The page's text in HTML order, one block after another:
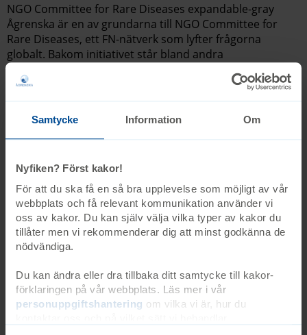
Samtycke Information Om
Nyfiken? Först kakor!
För att du ska få en så bra upplevelse som möjligt av vår
webbplats och få relevant kommunikation använder vi
oss av kakor. Du kan själv välja vilka typer av kakor du
tillåter men vi rekommenderar dig att minst godkänna de
nödvändiga.
Du kan ändra eller dra tillbaka ditt samtycke till kakor-
förklaringen på vår webbplats. Läs mer i vår
personuppgiftshantering om vilka vi är, hur du
NGO Committee for Rare Diseases expandable-gray
Ågrenska är en av grundarna till NGO Committee for
Rare Diseases, ett FN-nätverk som lyfter frågorna
globalt. Bakom initiativet står bland andra
Start
NGO Committee for Rare Diseases
Julgåva
Kontakta oss expandable-light-blue En personlig
julhälsning Brevet kommer att innehålla namnet på den
person vill ge en julhälsning till tillsammans med
avsändarens namn och din personliga hälsning
Start
Stöd oss
Lilla Amundön
Senast uppdaterad 2025-08-20